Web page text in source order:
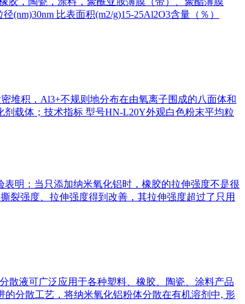
比表面积(m2/g)15-25Al2O3含量（％）
堆积，Al3+不规则地分布在由氧离子围成的八面体和
载体；技术指标 型号HN-L20Y外观白色粉末平均粒
明：当只添加纳米氧化铝时，橡胶的拉伸强度不是很
裂强度、拉伸强度得到改善，其拉伸强度超过了只用
散液可广泛应用于各种塑料、橡胶、陶瓷、涂料产品
分散工艺，将纳米氧化铝粉体分散在有机溶剂中, 形